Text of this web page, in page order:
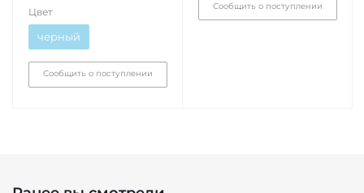
Цвет
черный
Сообщить о поступлении
Сообщить о поступлении